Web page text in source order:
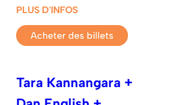
PLUS D'INFOS
Acheter des billets
Tara Kannangara +